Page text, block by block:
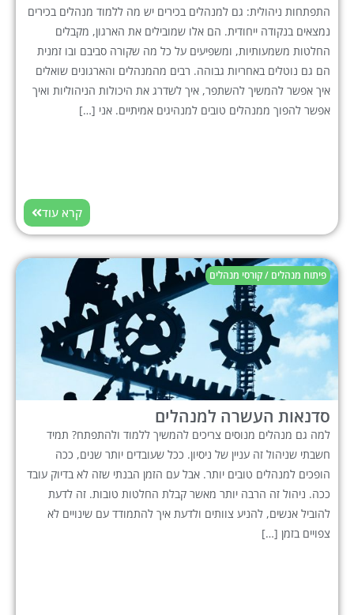
התפתחות ניהולית: גם למנהלים בכירים יש מה ללמוד מנהלים בכירים
נמצאים בנקודה ייחודית. הם אלו שמובילים את הארגון, מקבלים
החלטות משמעותיות, ומשפיעים על כל מה שקורה סביבם ובו זמנית
הם גם נוטלים באחריות גבוהה. רבים מהמנהלים והארגונים שואלים
איך אפשר להמשיך להשתפר, איך לשדרג את היכולות הניהוליות ואיך
אפשר להפוך ממנהלים טובים למנהיגים אמיתיים. אני […]
קרא עוד
פיתוח מנהלים / קורסי מנהלים
סדנאות העשרה למנהלים
למה גם מנהלים מנוסים צריכים להמשיך ללמוד ולהתפתח? תמיד
חשבתי שניהול זה עניין של ניסיון. ככל שעובדים יותר שנים, ככה
הופכים למנהלים טובים יותר. אבל עם הזמן הבנתי שזה לא בדיוק עובד
ככה. ניהול זה הרבה יותר מאשר קבלת החלטות טובות. זה לדעת
להוביל אנשים, להניע צוותים ולדעת איך להתמודד עם שינויים לא
צפויים בזמן […]